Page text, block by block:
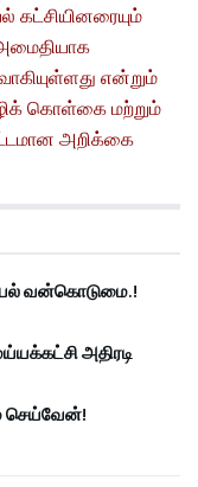
கட்சியினரையும்
என்றும்
கொள்கை மற்றும்
அறிக்கை
வன்கொடுமை.!
அதிரடி
செய்வேன்!